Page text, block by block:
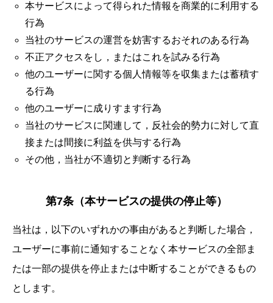
本サービスによって得られた情報を商業的に利用する
行為
当社のサービスの運営を妨害するおそれのある行為
不正アクセスをし，またはこれを試みる行為
他のユーザーに関する個人情報等を収集または蓄積す
る行為
他のユーザーに成りすます行為
当社のサービスに関連して，反社会的勢力に対して直
接または間接に利益を供与する行為
その他，当社が不適切と判断する行為
第7条（本サービスの提供の停止等）
当社は，以下のいずれかの事由があると判断した場合，
ユーザーに事前に通知することなく本サービスの全部ま
たは一部の提供を停止または中断することができるもの
とします。